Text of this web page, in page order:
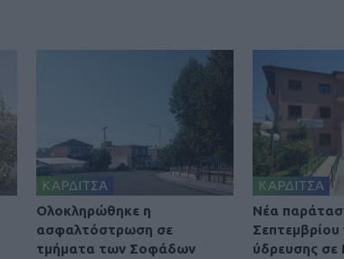
ΚΑΡΔΙΤΣΑ
Ολοκληρώθηκε η
ασφαλτόστρωση σε
τμήματα των Σοφάδων
ΚΑΡΔΙΤΣΑ
Νέα
Σεπτεμβρίου
ύδρευσης σε